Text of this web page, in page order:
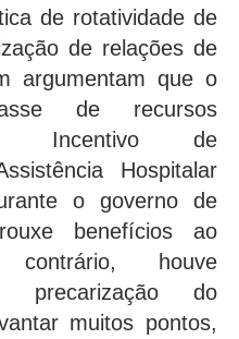
de rotatividade de
de relações de
argumentam que o
de recursos
Incentivo de
Hospitalar
o governo de
benefícios ao
contrário, houve
precarização do
muitos pontos,